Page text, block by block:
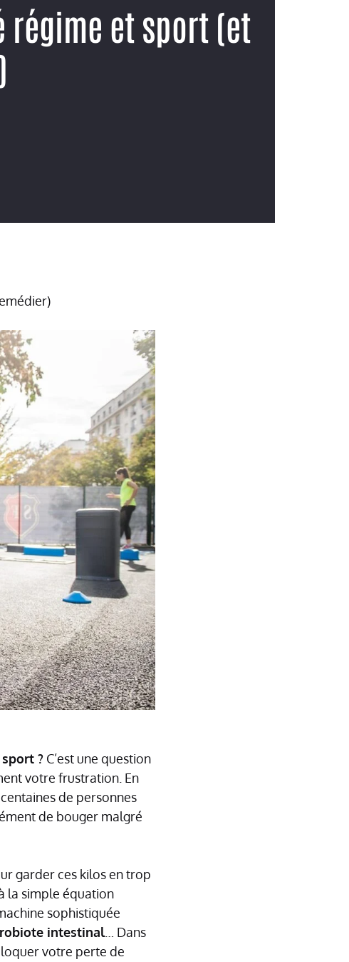
régime et sport (et
? C’est une question
votre frustration. En
de personnes
de bouger malgré
garder ces kilos en trop
la simple équation
sophistiquée
intestinal… Dans
votre perte de